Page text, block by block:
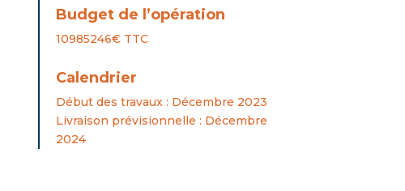
Budget de l’opération
10985246€ TTC
Calendrier
Début des travaux : Décembre 2023
Livraison prévisionnelle : Décembre
2024